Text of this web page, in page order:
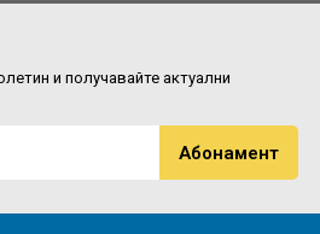
и получавайте актуални